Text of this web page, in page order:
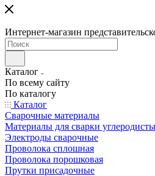
Интернет-магазин
Каталог
По всему сайту
По каталогу
Каталог
Сварочные материалы
Материалы для сварки
Электроды сварочные
Проволока сплошная
Проволока порошковая
Прутки присадочные